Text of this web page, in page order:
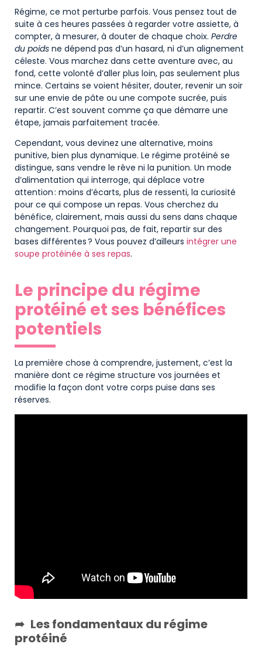
Régime, ce mot perturbe parfois. Vous pensez tout de
suite à ces heures passées à regarder votre assiette, à
compter, à mesurer, à douter de chaque choix. Perdre
du poids ne dépend pas d’un hasard, ni d’un alignement
céleste. Vous marchez dans cette aventure avec, au
fond, cette volonté d’aller plus loin, pas seulement plus
mince. Certains se voient hésiter, douter, revenir un soir
sur une envie de pâte ou une compote sucrée, puis
repartir. C’est souvent comme ça que démarre une
étape, jamais parfaitement tracée.
Cependant, vous devinez une alternative, moins
punitive, bien plus dynamique. Le régime protéiné se
distingue, sans vendre le rêve ni la punition. Un mode
d’alimentation qui interroge, qui déplace votre
attention : moins d’écarts, plus de ressenti, la curiosité
pour ce qui compose un repas. Vous cherchez du
bénéfice, clairement, mais aussi du sens dans chaque
changement. Pourquoi pas, de fait, repartir sur des
bases différentes ? Vous pouvez d’ailleurs intégrer une
soupe protéinée à ses repas.
Le principe du régime
protéiné et ses bénéfices
potentiels
La première chose à comprendre, justement, c’est la
manière dont ce régime structure vos journées et
modifie la façon dont votre corps puise dans ses
réserves.
Les fondamentaux du régime
protéiné